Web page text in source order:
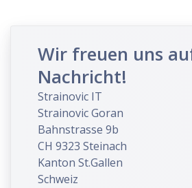
Wir freuen uns
Nachricht!
Strainovic IT
Strainovic Goran
Bahnstrasse 9b
CH 9323 Steinach
Kanton St.Gallen
Schweiz